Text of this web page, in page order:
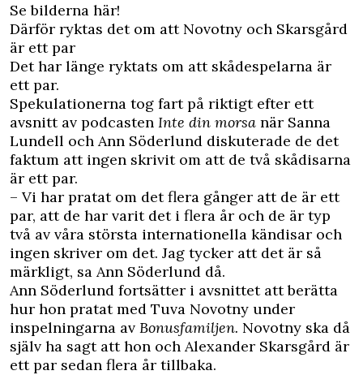
Se bilderna här!
Därför ryktas det om att Novotny och Skarsgård
är ett par
Det har länge ryktats om att skådespelarna är
ett par.
Spekulationerna tog fart på riktigt efter ett
avsnitt av podcasten Inte din morsa när Sanna
Lundell och Ann Söderlund diskuterade de det
faktum att ingen skrivit om att de två skådisarna
är ett par.
– Vi har pratat om det flera gånger att de är ett
par, att de har varit det i flera år och de är typ
två av våra största internationella kändisar och
ingen skriver om det. Jag tycker att det är så
märkligt, sa Ann Söderlund då.
Ann Söderlund fortsätter i avsnittet att berätta
hur hon pratat med Tuva Novotny under
inspelningarna av Bonusfamiljen. Novotny ska då
själv ha sagt att hon och Alexander Skarsgård är
ett par sedan flera år tillbaka.